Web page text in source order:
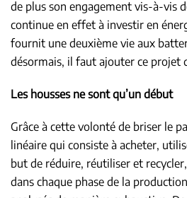
de plus son engagement vis-à-vis
continue en effet à investir en
fournit une deuxième vie aux
désormais, il faut ajouter ce projet
Les housses ne sont qu’un début
Grâce à cette volonté de briser le
linéaire qui consiste à acheter,
but de réduire, réutiliser et
dans chaque phase de la